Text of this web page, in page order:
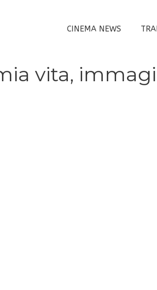
CINEMA NEWS
vita,